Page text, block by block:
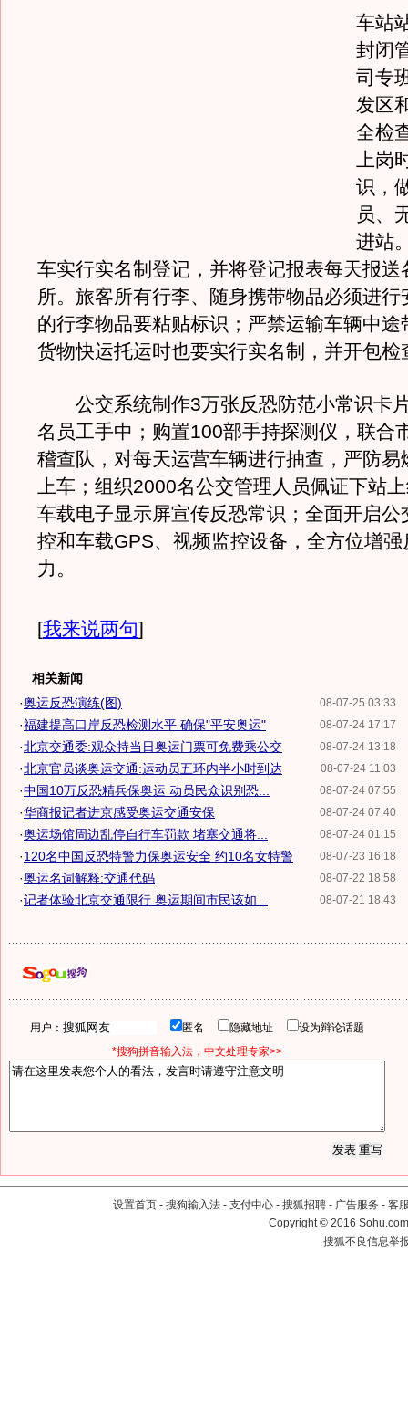
车站
封闭
司专
发区
全检
上岗
识，
员、
进站
车实行实名制登记，并将登记报表每天报送
所。旅客所有行李、随身携带物品必须进行
的行李物品要粘贴标识；严禁运输车辆中途
货物快运托运时也要实行实名制，并开包检
公交系统制作3万张反恐防范小常识卡
名员工手中；购置100部手持探测仪，联合
稽查队，对每天运营车辆进行抽查，严防易
上车；组织2000名公交管理人员佩证下站
车载电子显示屏宣传反恐常识；全面开启公
控和车载GPS、视频监控设备，全方位增
力。
[我来说两句]
相关新闻
08-07-25 03:33
·奥运反恐演练(图)
08-07-24 17:17
·福建提高口岸反恐检测水平 确保"平安奥运"
08-07-24 13:18
·北京交通委:观众持当日奥运门票可免费乘公交
08-07-24 11:03
·北京官员谈奥运交通:运动员五环内半小时到达
08-07-24 07:55
·中国10万反恐精兵保奥运 动员民众识别恐...
08-07-24 07:40
·华商报记者进京感受奥运交通安保
08-07-24 01:15
·奥运场馆周边乱停自行车罚款 堵塞交通将...
08-07-23 16:18
·120名中国反恐特警力保奥运安全 约10名女特警
08-07-22 18:58
·奥运名词解释:交通代码
08-07-21 18:43
·记者体验北京交通限行 奥运期间市民该如...
用户： 匿名 隐藏地址
设为辩论话题
*搜狗拼音输入法，中文处理专家>>
设置首页 - 搜狗输入法 - 支付中心 - 搜狐招聘 - 广告服务 - 客
Copyright©2016
搜狐不良信息举